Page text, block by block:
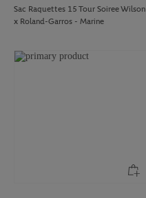
Sac Raquettes 15 Tour Soiree Wilson
x Roland-Garros - Marine